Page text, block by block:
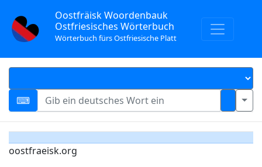
Oostfräisk Woordenbauk
Ostfriesisches Wörterbuch
Wörterbuch fürs Ostfriesische Platt
oostfraeisk.org